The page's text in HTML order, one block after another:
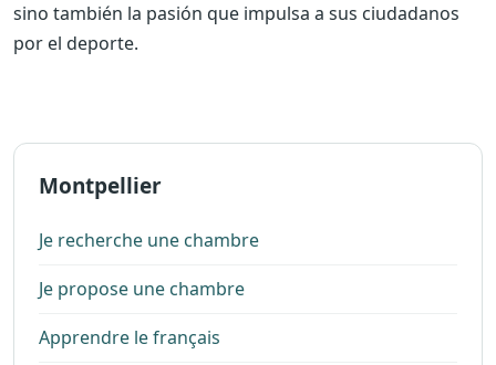
sino también la pasión que impulsa a sus ciudadanos
por el deporte.
Montpellier
Je recherche une chambre
Je propose une chambre
Apprendre le français